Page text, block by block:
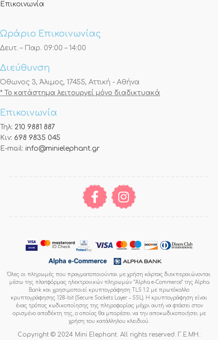
Επικοινωνία
Ωράριο Επικοινωνίας
Δευτ. – Παρ. 09:00 – 14:00
Διεύθυνση
Όθωνος 3, Άλιμος, 17455, Αττική - Αθήνα
* Το κατάστημα λειτουργεί μόνο διαδικτυακά
Επικοινωνία
Τηλ: 210 9881 887
Κιν: 698 9835 045
E-mail: info@minielephant.gr
Όλες οι πληρωμές που πραγματοποιούνται με χρήση κάρτας διεκπεραιώνονται
μέσω της πλατφόρμας ηλεκτρονικών πληρωμών “Alpha e-Commerce” της Alpha
Bank και χρησιμοποιεί κρυπτογράφηση TLS 1.2 με πρωτόκολλο
κρυπτογράφησης 128-bit (Secure Sockets Layer – SSL). Η κρυπτογράφηση είναι
ένας τρόπος κωδικοποίησης της πληροφορίας μέχρι αυτή να φτάσει στον
ορισμένο αποδέκτη της, ο οποίος θα μπορέσει να την αποκωδικοποιήσει με
χρήση του κατάλληλου κλειδιού.
Copyright © 2024 Mini Elephant. All rights reserved. Γ.Ε.ΜΗ.: